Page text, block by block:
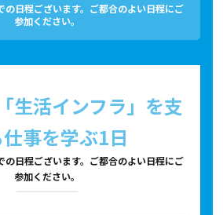
日程ございます。ご都合のよい日程にご
参加ください。
生活インフラ」を支
仕事を学ぶ1日
日程ございます。ご都合のよい日程にご
参加ください。